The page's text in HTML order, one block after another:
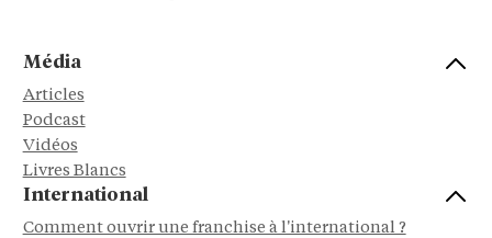
Média
Articles
Podcast
Vidéos
Livres Blancs
International
Comment ouvrir une franchise à l'international ?